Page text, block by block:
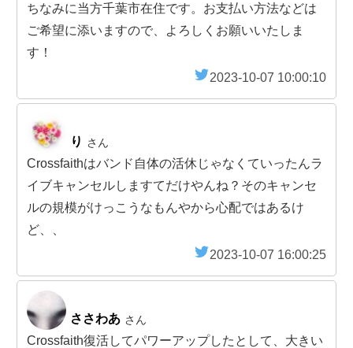
ちなみに当方千葉市在住です。お支払い方法などは
ご希望に添いますので、よろしくお願いいたしま
す！
2023-10-07 10:00:10
り さん
Crossfaithはバンド自体の活休じゃなくていったんラ
イブキャンセルしますてだけやんね？そのキャンセ
ルの規模がけっこうなもんやから心配ではあるけ
ど、、
2023-10-07 16:00:25
ささわあ さん
Crossfaith復活してパワーアップしたとして、大きい